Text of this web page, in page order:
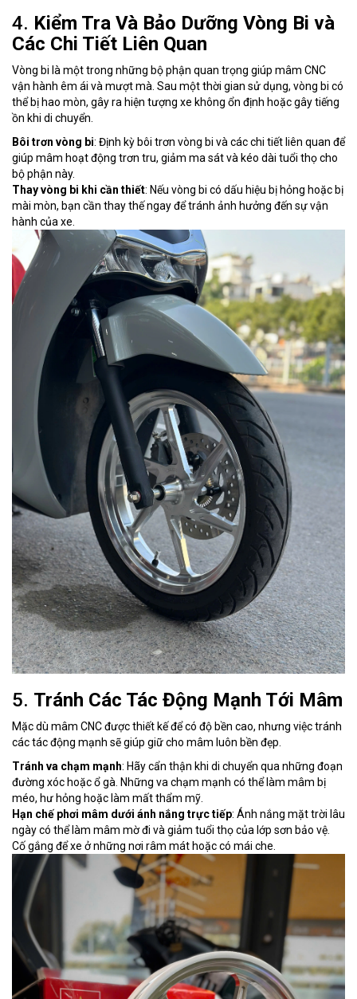
4. Kiểm Tra Và Bảo Dưỡng Vòng Bi và
Các Chi Tiết Liên Quan
Vòng bi là một trong những bộ phận quan trọng giúp mâm CNC
vận hành êm ái và mượt mà. Sau một thời gian sử dụng, vòng bi có
thể bị hao mòn, gây ra hiện tượng xe không ổn định hoặc gây tiếng
ồn khi di chuyển.
Bôi trơn vòng bi: Định kỳ bôi trơn vòng bi và các chi tiết liên quan để
giúp mâm hoạt động trơn tru, giảm ma sát và kéo dài tuổi thọ cho
bộ phận này.
Thay vòng bi khi cần thiết: Nếu vòng bi có dấu hiệu bị hỏng hoặc bị
mài mòn, bạn cần thay thế ngay để tránh ảnh hưởng đến sự vận
hành của xe.
5. Tránh Các Tác Động Mạnh Tới Mâm
Mặc dù mâm CNC được thiết kế để có độ bền cao, nhưng việc tránh
các tác động mạnh sẽ giúp giữ cho mâm luôn bền đẹp.
Tránh va chạm mạnh: Hãy cẩn thận khi di chuyển qua những đoạn
đường xóc hoặc ổ gà. Những va chạm mạnh có thể làm mâm bị
méo, hư hỏng hoặc làm mất thẩm mỹ.
Hạn chế phơi mâm dưới ánh nắng trực tiếp: Ánh nắng mặt trời lâu
ngày có thể làm mâm mờ đi và giảm tuổi thọ của lớp sơn bảo vệ.
Cố gắng để xe ở những nơi râm mát hoặc có mái che.